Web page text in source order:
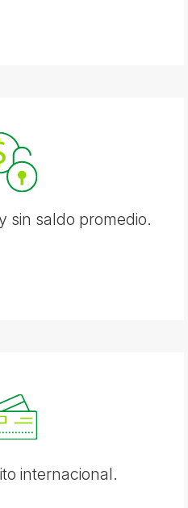
sin saldo promedio.
internacional.